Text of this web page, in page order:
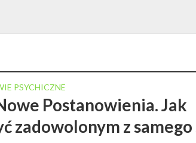
PSYCHICZNE
Postanowienia. Jak
zadowolonym z